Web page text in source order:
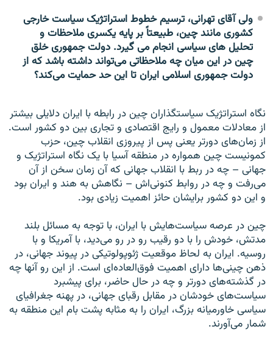
ولی آقای تهرانی، ترسیم خطوط استراتژیک سیاست خارجی
کشوری مانند چین، طبیعتاً بر پایه یکسری ملاحظات و
تحلیل های سیاسی انجام می گیرد. دولت جمهوری خلق
چین در این میان چه ملاحظاتی می‌تواند داشته باشد که از
دولت جمهوری اسلامی ایران تا این حد حمایت می‌کند؟
نگاه استراتژیک سیاستگذاران چین در رابطه با ایران دلایلی بیشتر
از معادلات معمول و رایج اقتصادی و تجاری بین دو کشور است.
از زمان‌های دورتر یعنی پس از پیروزی انقلاب چین، حزب
کمونیست چین همواره در منطقه آسیا با یک نگاه استراتژیک و
جهانی – چه در ربط با انقلاب جهانی که آن زمان سخن از آن
می‌رفت و چه در روابط کنونی‌اش – نگاهش به هند و ایران بود
و این دو کشور برایشان حائز اهمیت زیادی بود.
چین در عرصه سیاست‌هایش با ایران، با توجه به مسائل بلند
مدتش، خودش را با دو رقیب رو در رو می‌دید، با آمریکا و با
روسیه. ایران به لحاظ موقعیت ژئوپولوتیکی در پیوند جهانی، در
ذهن چینی‌ها دارای اهمیت فوق‌العاده‌ای است. از این رو آنها چه
در گذشته‌های دورتر و چه در حال حاضر، برای پیشبرد
سیاست‌های خودشان در مقابل رقبای جهانی، در پهنه جغرافیای
سیاسی خاورمیانه بزرگ، ایران را به مثابه پشت بام این منطقه به
شمار می‌آورند.